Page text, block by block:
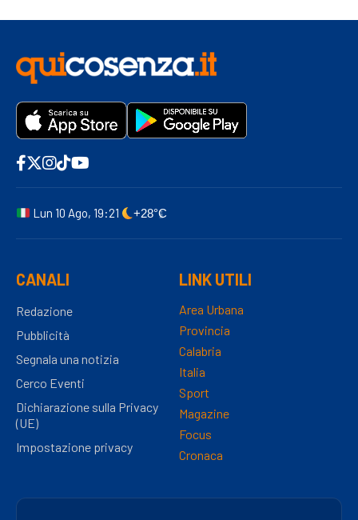
Lun 10 Ago, 19:21 +28°C
CANALI
Redazione
Pubblicità
Segnala una notizia
Cerco Eventi
Dichiarazione sulla Privacy
(UE)
Impostazione privacy
LINK UTILI
Area Urbana
Provincia
Calabria
Italia
Sport
Magazine
Focus
Cronaca